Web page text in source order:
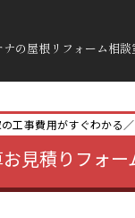
の屋根リフォーム相
工事費用がすぐわかる／
見積りフォー